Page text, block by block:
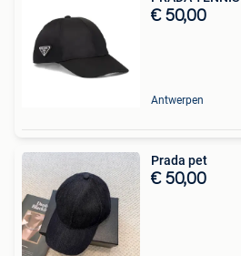
€ 50,00
Antwerpen
Prada pet
€ 50,00